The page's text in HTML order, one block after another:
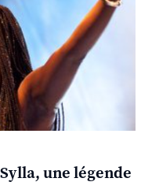
une légende